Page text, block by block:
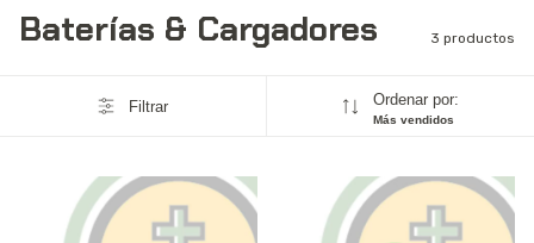
Baterías & Cargadores 3 productos
Filtrar Ordenar por:
Más vendidos